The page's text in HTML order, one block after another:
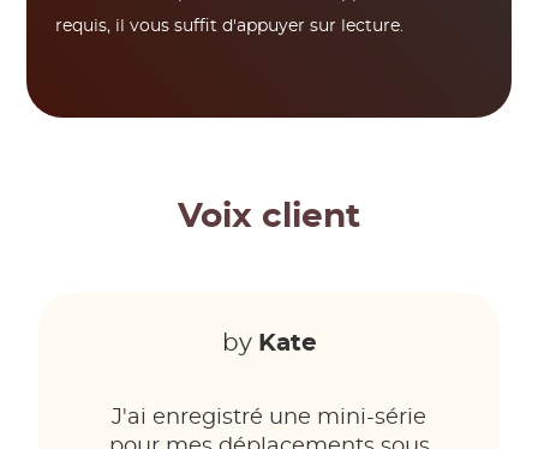
requis, il vous suffit d'appuyer sur lecture.
Voix client
by Kate
J'ai enregistré une mini-série